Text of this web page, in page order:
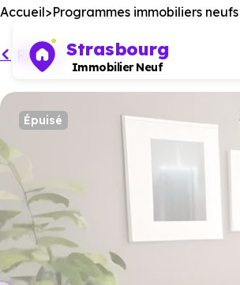
Strasbourg
Immobilier Neuf
Accueil Programmes immobiliers
Retour
Épuisé